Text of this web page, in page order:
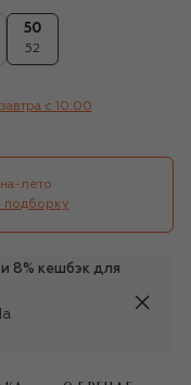
50
52
завтра c 10:00
лето
подборку
8% кешбэк для